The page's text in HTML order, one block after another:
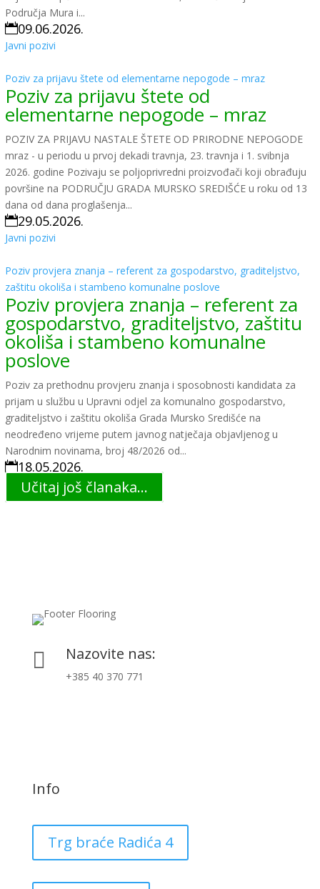
Područja Mura i...
09.06.2026.
Javni pozivi
Poziv za prijavu štete od elementarne nepogode – mraz
Poziv za prijavu štete od
elementarne nepogode – mraz
POZIV ZA PRIJAVU NASTALE ŠTETE OD PRIRODNE NEPOGODE
mraz - u periodu u prvoj dekadi travnja, 23. travnja i 1. svibnja
2026. godine Pozivaju se poljoprivredni proizvođači koji obrađuju
površine na PODRUČJU GRADA MURSKO SREDIŠĆE u roku od 13
dana od dana proglašenja...
29.05.2026.
Javni pozivi
Poziv provjera znanja – referent za gospodarstvo, graditeljstvo,
zaštitu okoliša i stambeno komunalne poslove
Poziv provjera znanja – referent za
gospodarstvo, graditeljstvo, zaštitu
okoliša i stambeno komunalne
poslove
Poziv za prethodnu provjeru znanja i sposobnosti kandidata za
prijam u službu u Upravni odjel za komunalno gospodarstvo,
graditeljstvo i zaštitu okoliša Grada Mursko Središće na
neodređeno vrijeme putem javnog natječaja objavljenog u
Narodnim novinama, broj 48/2026 od...
18.05.2026.
Učitaj još članaka...
 Nazovite nas:
+385 40 370 771
Info
Trg braće Radića 4